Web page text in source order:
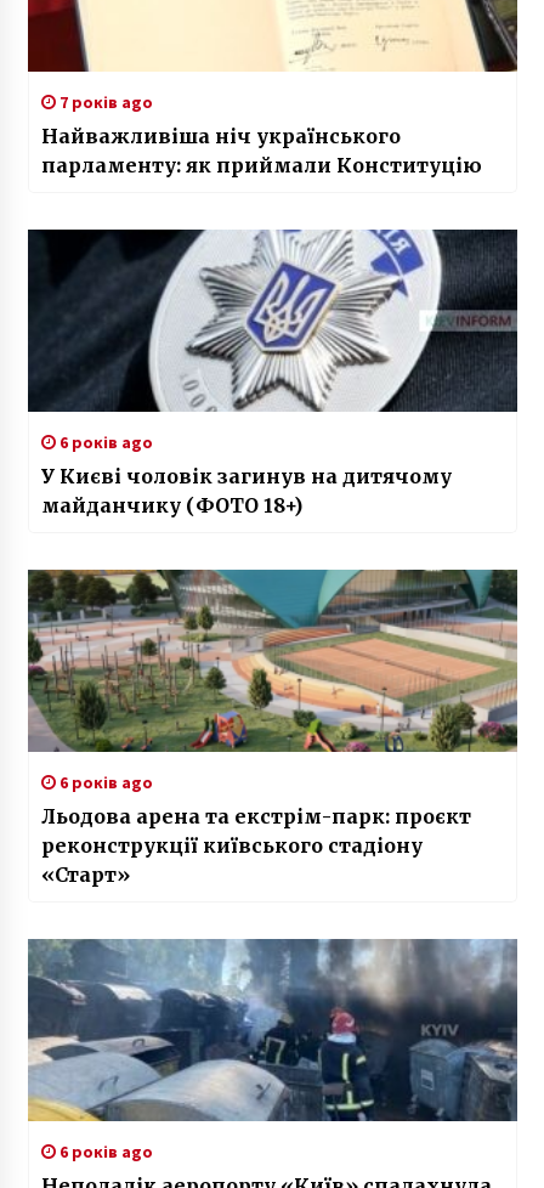
7 років ago
Найважливіша ніч українського
парламенту: як приймали Конституцію
6 років ago
У Києві чоловік загинув на дитячому
майданчику (ФОТО 18+)
6 років ago
Льодова арена та екстрім-парк: проєкт
реконструкції київського стадіону
«Старт»
6 років ago